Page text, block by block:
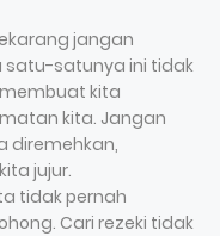
jangan
satu-satunya ini tidak
kita
kita. Jangan
diremehkan,
jujur.
tidak pernah
Cari rezeki tidak